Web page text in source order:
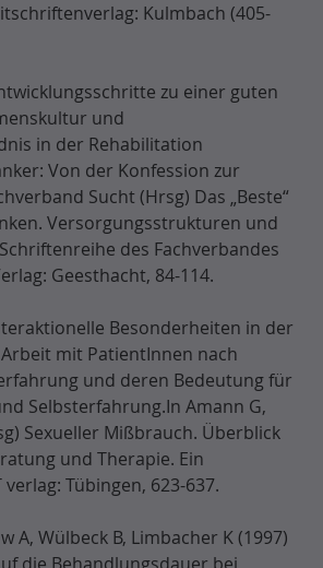
Kulmbach (405-
zu einer guten
und
in der Rehabilitation
Von der Konfession zur
Sucht (Hrsg) Das „Beste“
Versorgungsstrukturen und
des Fachverbandes
Geesthacht, 84-114.
Besonderheiten in der
mit PatientInnen nach
und deren Bedeutung für
Selbsterfahrung.In Amann G,
Sexueller Mißbrauch. Überblick
und Therapie. Ein
Tübingen, 623-637.
A, Wülbeck B, Limbacher K (1997)